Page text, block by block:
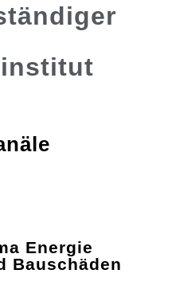
Energie
Bauschäden